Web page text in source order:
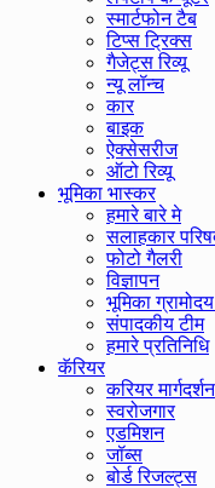
स्मार्टफोन टैब
टिप्स ट्रिक्स
गैजेट्स रिव्यू
न्यू लॉन्च
कार
बाइक
ऐक्सेसरीज
ऑटो रिव्यू
भूमिका भास्कर
हमारे बारे मे
सलाहकार
फोटो गैलरी
विज्ञापन
भूमिका
संपादकीय टीम
हमारे प्रतिनिधि
कॅरियर
करियर मार्गदर्शन
स्वरोजगार
एडमिशन
जॉब्स
बोर्ड रिजल्ट्स